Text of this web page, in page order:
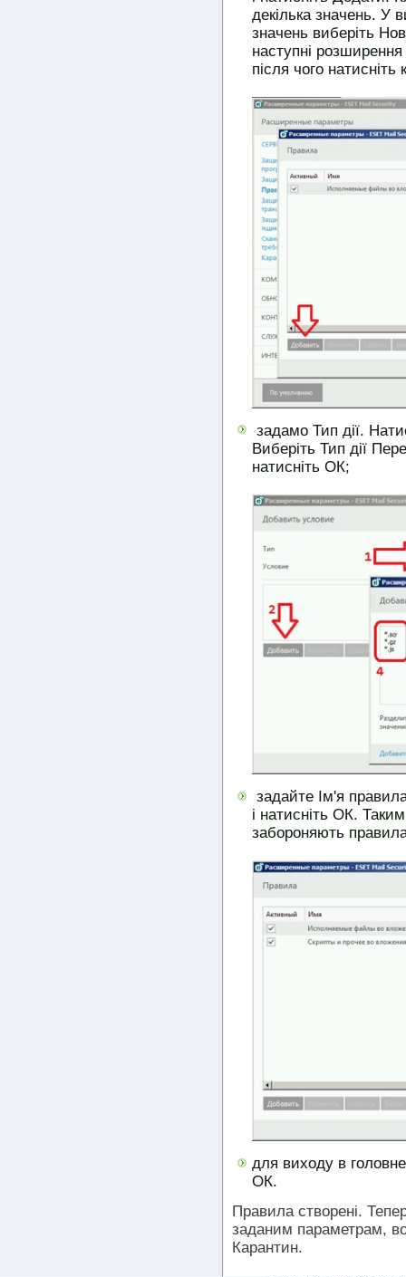
декілька значень. У
значень виберіть
наступні
після чого
задамо Тип дії.
Виберіть Тип дії
натисніть ОК;
задайте Ім'я
і натисніть ОК.
забороняють
для виходу в
ОК.
Правила створені.
заданим параметрам,
Карантин.